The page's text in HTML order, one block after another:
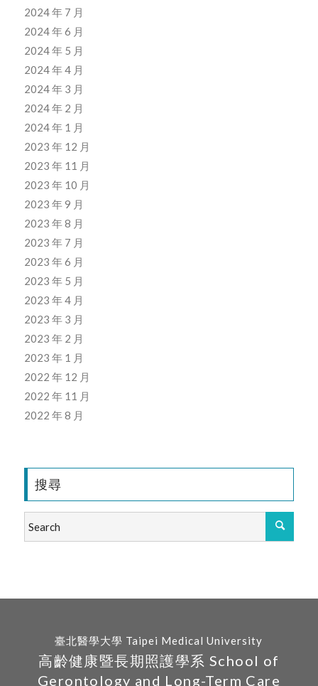
2024 年 7 月
2024 年 6 月
2024 年 5 月
2024 年 4 月
2024 年 3 月
2024 年 2 月
2024 年 1 月
2023 年 12 月
2023 年 11 月
2023 年 10 月
2023 年 9 月
2023 年 8 月
2023 年 7 月
2023 年 6 月
2023 年 5 月
2023 年 4 月
2023 年 3 月
2023 年 2 月
2023 年 1 月
2022 年 12 月
2022 年 11 月
2022 年 8 月
搜尋
臺北醫學大學 Taipei Medical University
高齡健康暨長期照護學系 School of
Gerontology and Long-Term Care